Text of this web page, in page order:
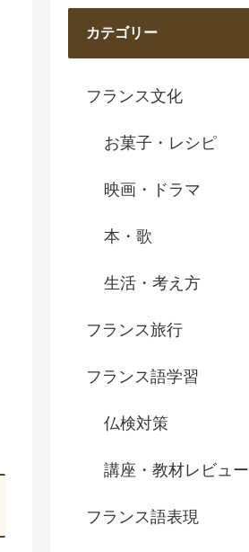
カテゴリー
フランス文化
お菓子・レシピ
映画・ドラマ
本・歌
生活・考え方
フランス旅行
フランス語学習
仏検対策
講座・教材レビュー
フランス語表現